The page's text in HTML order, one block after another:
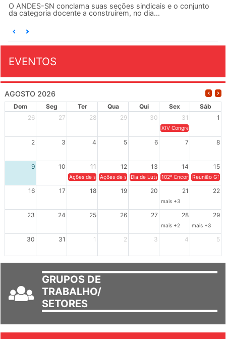
O ANDES-SN conclama suas seções sindicais e o conjunto
da categoria docente a construírem, no dia...
EVENTOS
AGOSTO 2026
Dom Seg Ter Qua Qui Sex
Sáb
26
27 28 29 30 31 1
XIV Congresso Brasileiro
2 3 4 5 6 7 8
9 10 11 12 13 14 15
Ações de solidariedade a Cuba no Rio Grande do Sul - 100
Ações de solidariedade a Cuba no Rio Grande do
Dia de Luta em Defesa de Cuba e da
102º Encontro da
Reunião
16 17 18 19 20 21 22
mais +3
23 24 25 26 27 28 29
mais +2 mais +3
30 31 1 2 3 4 5
GRUPOS DE
TRABALHO/
SETORES